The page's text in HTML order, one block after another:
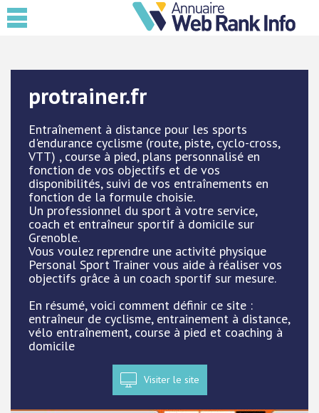
protrainer.fr
Entraînement à distance pour les sports
d'endurance cyclisme (route, piste, cyclo-cross,
VTT) , course à pied, plans personnalisé en
fonction de vos objectifs et de vos
disponibilités, suivi de vos entraînements en
fonction de la formule choisie.
Un professionnel du sport à votre service,
coach et entraîneur sportif à domicile sur
Grenoble.
Vous voulez reprendre une activité physique
Personal Sport Trainer vous aide à réaliser vos
objectifs grâce à un coach sportif sur mesure.
En résumé, voici comment définir ce site :
entraîneur de cyclisme, entrainement à distance,
vélo entraînement, course à pied et coaching à
domicile
Visiter le site